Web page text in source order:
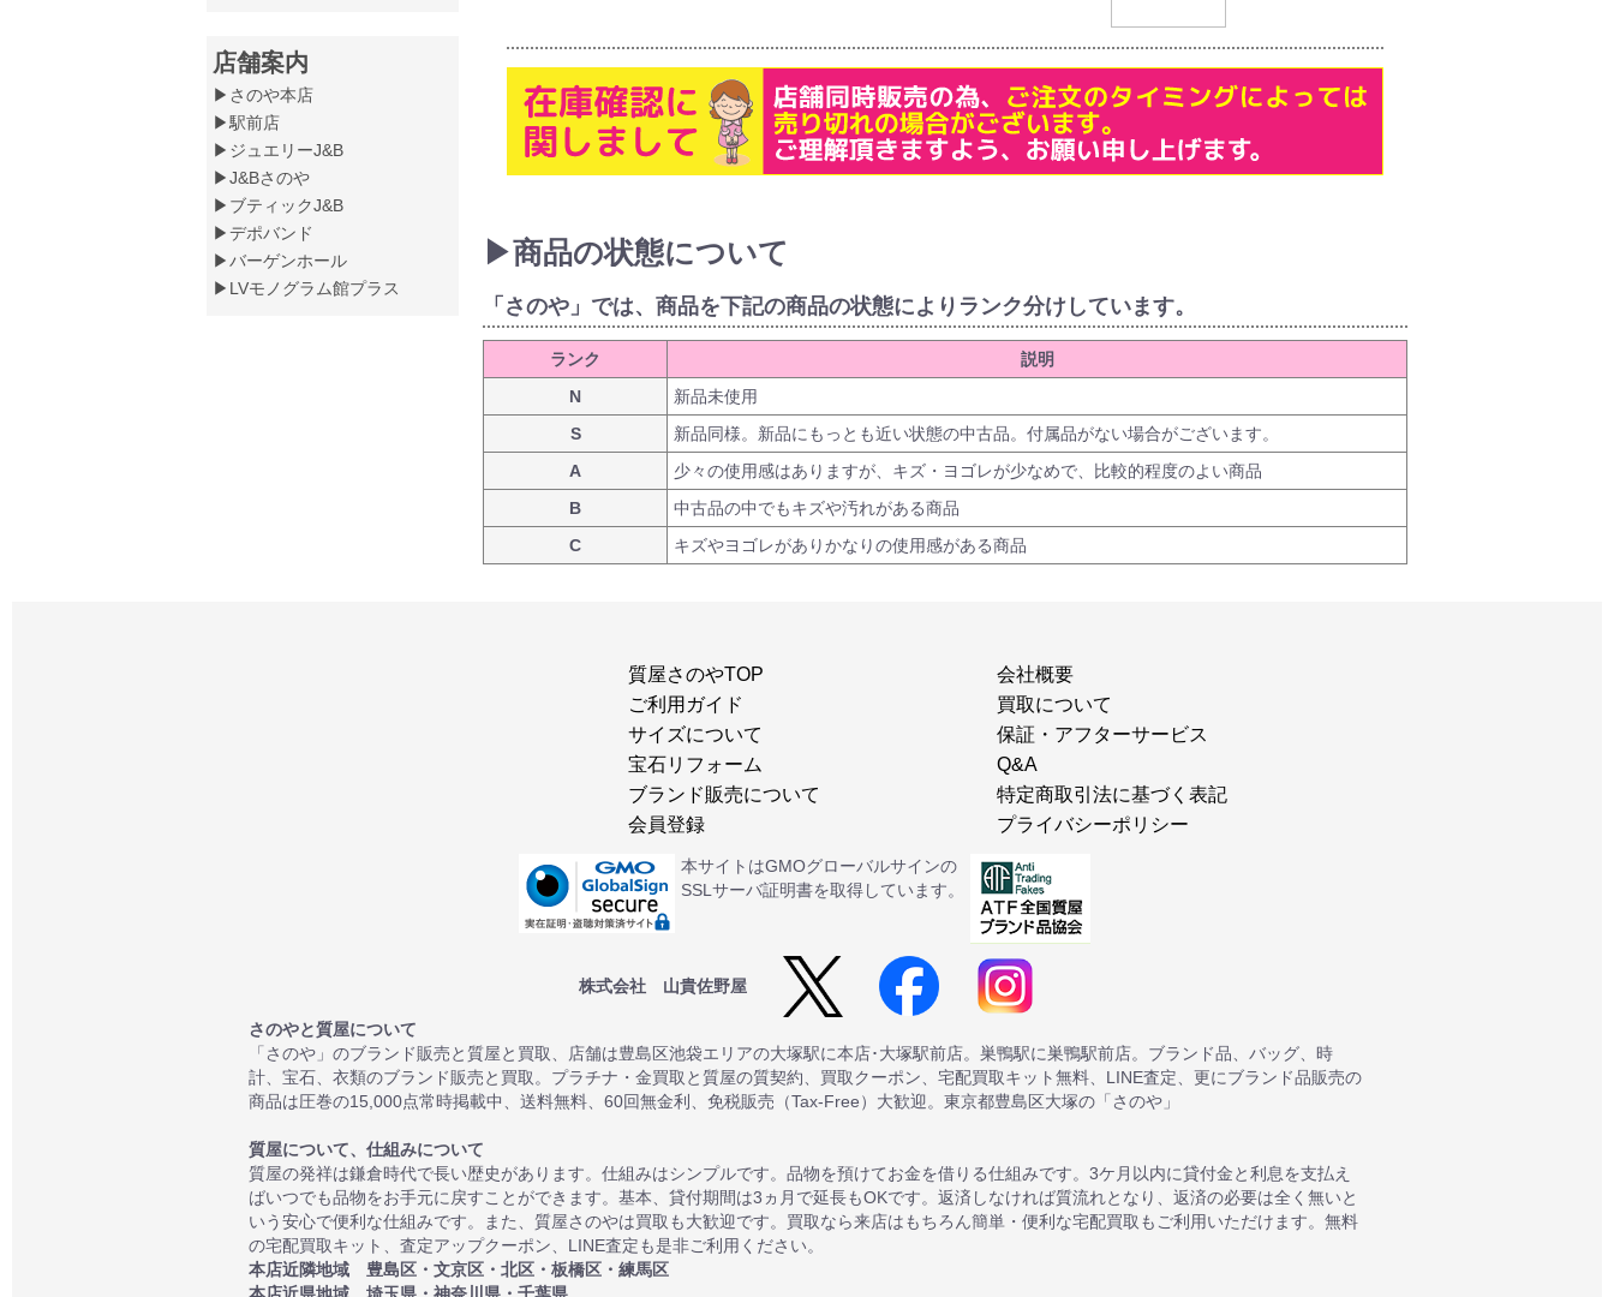
店舗案内
▶さのや本店
▶駅前店
▶ジュエリーJ&B
▶J&Bさのや
▶ブティックJ&B
▶デポバンド
▶バーゲンホール
▶LVモノグラム館プラス
▶商品の状態について
「さのや」では、商品を下記の商品の状態によりランク分けしています。
ランク
説明
N
新品未使用
S
新品同様。新品にもっとも近い状態の中古品。付属品がない場合がございます。
A
少々の使用感はありますが、キズ・ヨゴレが少なめで、比較的程度のよい商品
B
中古品の中でもキズや汚れがある商品
C
キズやヨゴレがありかなりの使用感がある商品
質屋さのやTOP
ご利用ガイド
サイズについて
宝石リフォーム
ブランド販売について
会員登録
会社概要
買取について
保証・アフターサービス
Q&A
特定商取引法に基づく表記
プライバシーポリシー
本サイトはGMOグローバルサインの
SSLサーバ証明書を取得しています。
株式会社 山貴佐野屋
さのやと質屋について
「さのや」のブランド販売と質屋と買取、店舗は豊島区池袋エリアの大塚駅に本店･大塚駅前店。巣鴨駅に巣鴨駅前店。ブランド品、バッグ、時
計、宝石、衣類のブランド販売と買取。プラチナ・金買取と質屋の質契約、買取クーポン、宅配買取キット無料、LINE査定、更にブランド品販売の
商品は圧巻の15,000点常時掲載中、送料無料、60回無金利、免税販売（Tax-Free）大歓迎。東京都豊島区大塚の「さのや」
質屋について、仕組みについて
質屋の発祥は鎌倉時代で長い歴史があります。仕組みはシンプルです。品物を預けてお金を借りる仕組みです。3ケ月以内に貸付金と利息を支払え
ばいつでも品物をお手元に戻すことができます。基本、貸付期間は3ヵ月で延長もOKです。返済しなければ質流れとなり、返済の必要は全く無いと
いう安心で便利な仕組みです。また、質屋さのやは買取も大歓迎です。買取なら来店はもちろん簡単・便利な宅配買取もご利用いただけます。無料
の宅配買取キット、査定アップクーポン、LINE査定も是非ご利用ください。
本店近隣地域 豊島区・文京区・北区・板橋区・練馬区